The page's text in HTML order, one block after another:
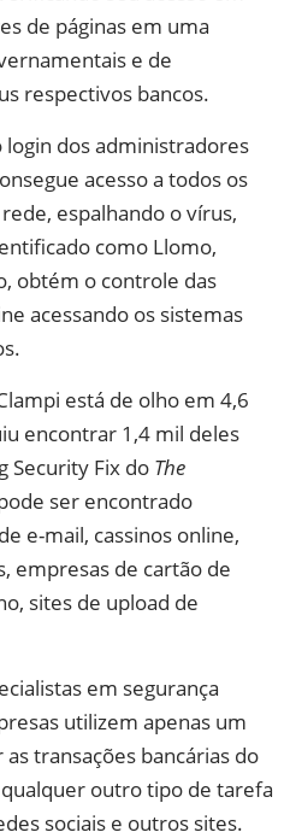
de páginas em uma
e de
respectivos bancos.
dos administradores
acesso a todos os
espalhando o vírus,
como Llomo,
obtém o controle das
acessando os sistemas
está de olho em 4,6
encontrar 1,4 mil deles
Security Fix do The
ser encontrado
e-mail, cassinos online,
empresas de cartão de
sites de upload de
em segurança
utilizem apenas um
transações bancárias do
outro tipo de tarefa
sociais e outros sites.